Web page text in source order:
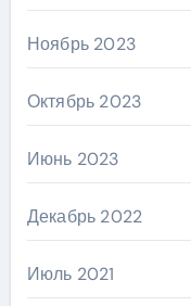
Ноябрь 2023
Октябрь 2023
Июнь 2023
Декабрь 2022
Июль 2021